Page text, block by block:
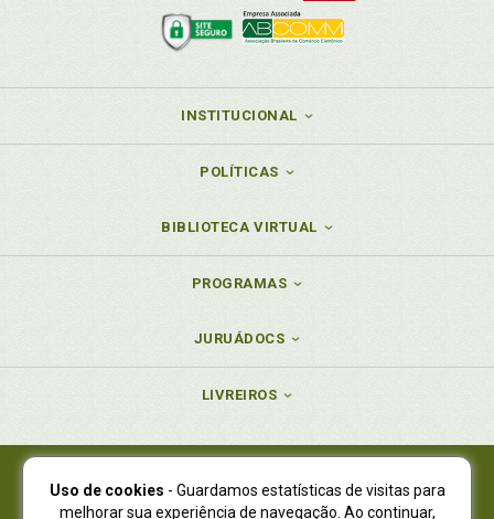
INSTITUCIONAL
POLÍTICAS
BIBLIOTECA VIRTUAL
PROGRAMAS
JURUÁDOCS
LIVREIROS
Juruá Editora Ltda., CNPJ 77.535.508/0001-19
Uso de cookies - Guardamos estatísticas de visitas para
melhorar sua experiência de navegação. Ao continuar,